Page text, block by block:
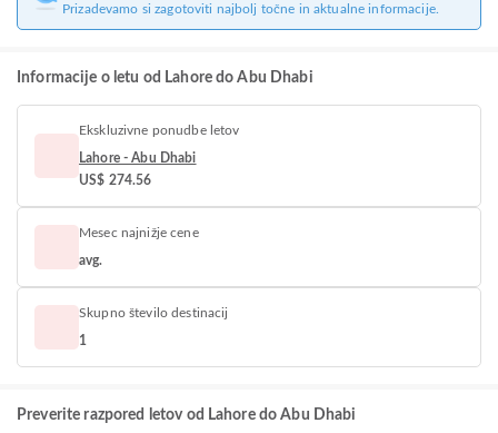
Prizadevamo si zagotoviti najbolj točne in aktualne informacije.
Informacije o letu od Lahore do Abu Dhabi
Ekskluzivne ponudbe letov
Lahore - Abu Dhabi
US$ 274.56
Mesec najnižje cene
avg.
Skupno število destinacij
1
Preverite razpored letov od Lahore do Abu Dhabi